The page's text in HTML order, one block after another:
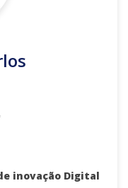
inovação Digital